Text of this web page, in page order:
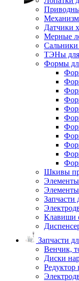
Датчики
Мерные
Сальники
ТЭНы для
Формы
Шкивы
Элементы
Элементы
Запчасти
Клавиши
Запчасти
Венчик,
Диски
Редуктор